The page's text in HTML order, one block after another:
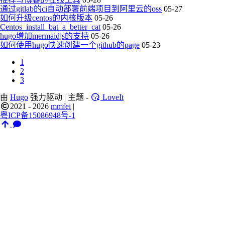
通过gitlab的ci自动部署前端项目到阿里云的oss 05-27
如何升级centos的内核版本 05-26
Centos_install_bat_a_better_cat 05-26
hugo增加mermaidjs的支持 05-26
如何使用hugo快速创建一个github的page 05-23
1
2
3
由 Hugo 强力驱动 | 主题 -
LoveIt
2021 - 2026 mmfei |
粤ICP备15086948号-1